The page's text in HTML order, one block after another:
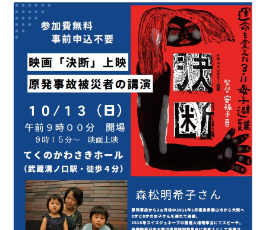
原発動向
原発 日誌
2022.7.15東電・株主訴訟 経営陣に13兆円賠償命令
2022.8.1 福島第一原発 汚染配管撤去 失敗続きで計画
断念
2022.8.9 福島第一原発 汚染水海洋放出トンネル工事
着工
2022.12.25美浜原発 運転停止認めず 稼働４０年
超 老朽対策容認